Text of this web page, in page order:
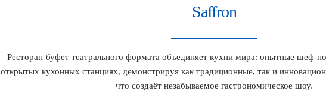
Saffron
Ресторан-буфет театрального формата объединяет кухни мира: опытные шеф-
открытых кухонных станциях, демонстрируя как традиционные, так и
что создаёт незабываемое гастрономическое шоу.